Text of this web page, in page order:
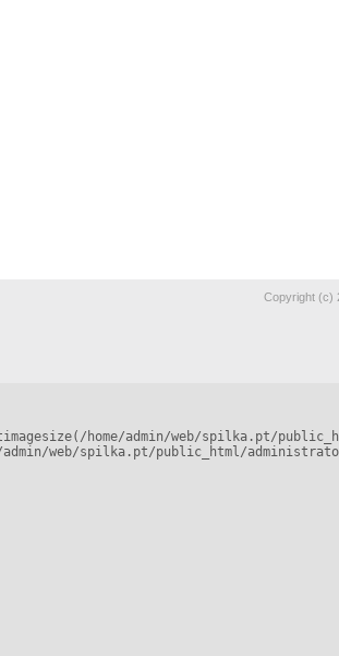
Copyright (c)
home/admin/web/spilka.pt/
web/spilka.pt/public_html/